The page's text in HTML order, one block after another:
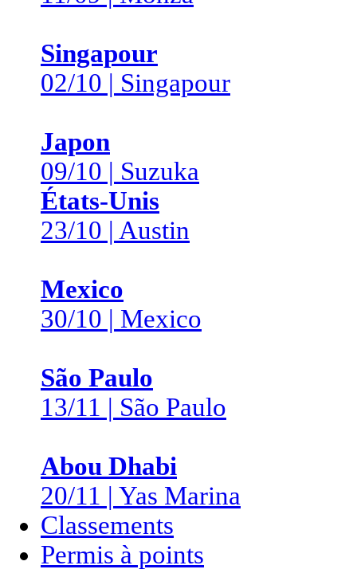
Singapour
02/10 | Singapour
Japon
09/10 | Suzuka
États-Unis
23/10 | Austin
Mexico
30/10 | Mexico
São Paulo
13/11 | São Paulo
Abou Dhabi
20/11 | Yas Marina
Classements
Permis à points